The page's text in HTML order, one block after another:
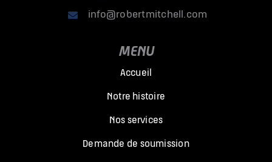
info@robertmitchell.com
MENU
Accueil
Notre histoire
Nos services
Demande de soumission